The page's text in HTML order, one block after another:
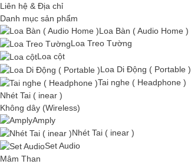
Liên hệ & Địa chỉ
Danh mục sản phẩm
Loa Bàn ( Audio Home )
Loa Treo Tường
Loa cột
Loa Di Động ( Portable )
Tai nghe ( Headphone )
Nhét Tai ( inear )
Không dây (Wireless)
Amply
Nhét Tai ( inear )
Set Audio
Mâm Than